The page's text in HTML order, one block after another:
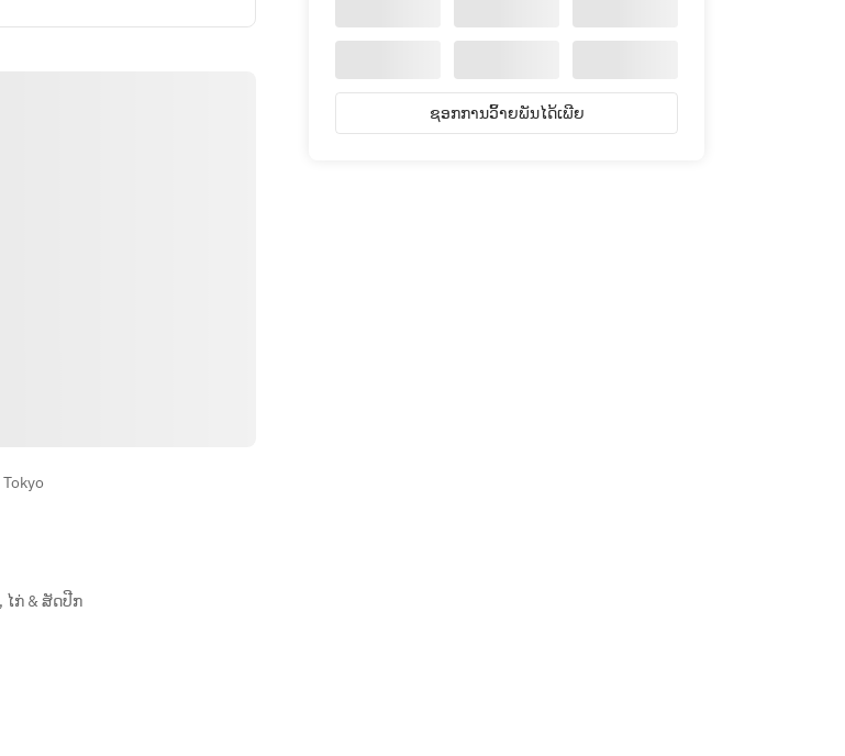
, ໄກ່ & ສັດປີກ
ຊອກການວິ້າຍພັນໄດ້ເພີຍ